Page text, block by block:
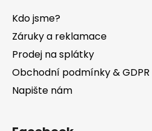
Kdo jsme?
Záruky a reklamace
Prodej na splátky
Obchodní podmínky & GDPR
Napište nám